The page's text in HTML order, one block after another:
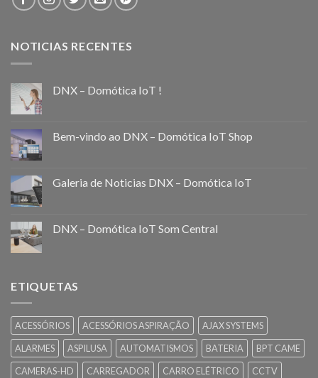
NOTICIAS RECENTES
DNX – Domótica IoT !
Bem-vindo ao DNX – Domótica IoT Shop
Galeria de Noticias DNX – Domótica IoT
DNX – Domótica IoT Som Central
ETIQUETAS
ACESSÓRIOS ACESSÓRIOS ASPIRAÇÃO
AJAX SYSTEMS
ALARMES
ASPILUSA AUTOMATISMOS BATERIA
BPT CAME
CAMERAS-HD
CARREGADOR CARRO ELÉTRICO
CCTV